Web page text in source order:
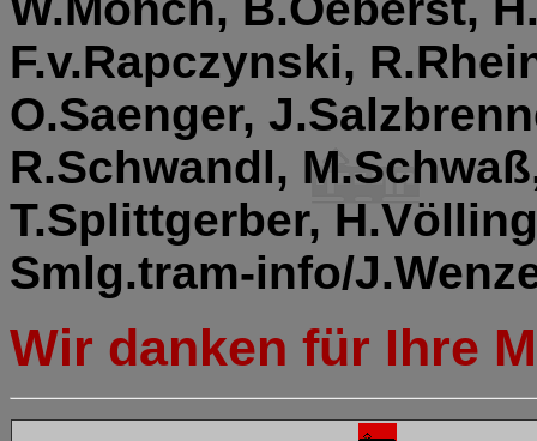
F.v.Rapczynski,
O.Saenger,
R.Schwandl,
T.Splittgerber,
Smlg.tram-info/
Wir danken für Ihre